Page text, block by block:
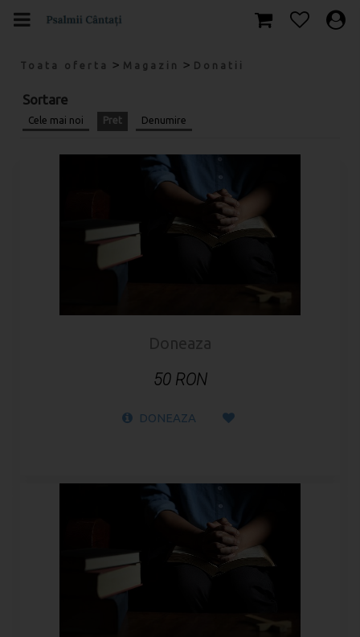
Toata oferta > Magazin > Donatii
Sortare
Cele mai noi Pret Denumire
Doneaza
50 RON
DONEAZA